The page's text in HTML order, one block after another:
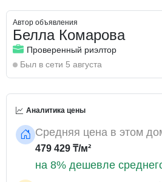
Новый кирпичный дом 2024 года
Высокое качество строительства
теплоизоляция.
О жилом комплексе:
Дом бизнес-класса с фасадом из
Толщина наружных стен — 720 мм;
Закрытая охраняемая
Круглосуточное
Современные детские и
Автор объявления
Белла Комарова
Проверенный риэлтор
Был в сети 5 августа
Аналитика цены
Средняя цена в этом
479 429 ₸/м²
на 8% дешевле